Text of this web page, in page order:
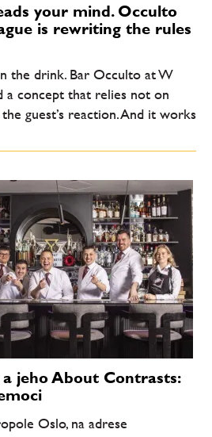
your mind. Occulto
is rewriting the rules
the drink. Bar Occulto at W
a concept that relies not on
guest’s reaction. And it works
jeho About Contrasts:
Oslo, na adrese